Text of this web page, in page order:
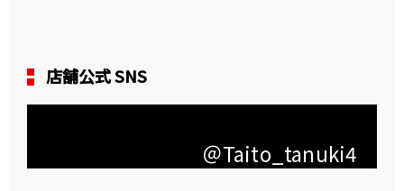
店舗公式 SNS
＠Taito_tanuki4